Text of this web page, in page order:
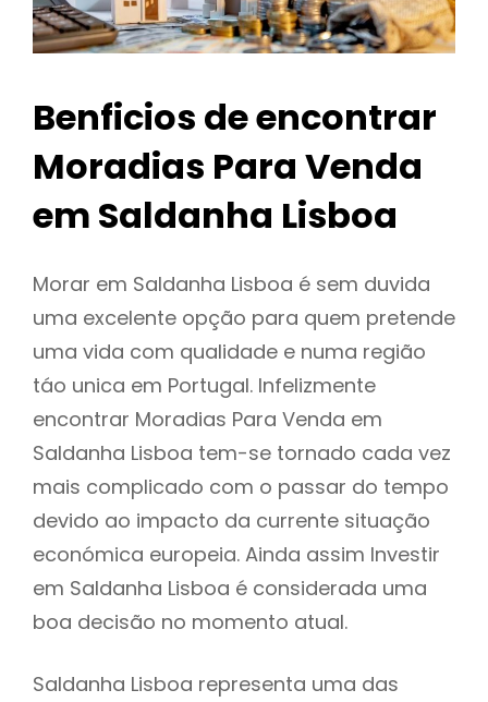
Benficios de encontrar
Moradias Para Venda
em Saldanha Lisboa
Morar em Saldanha Lisboa é sem duvida
uma excelente opção para quem pretende
uma vida com qualidade e numa região
táo unica em Portugal. Infelizmente
encontrar Moradias Para Venda em
Saldanha Lisboa tem-se tornado cada vez
mais complicado com o passar do tempo
devido ao impacto da currente situação
económica europeia. Ainda assim Investir
em Saldanha Lisboa é considerada uma
boa decisão no momento atual.
Saldanha Lisboa representa uma das